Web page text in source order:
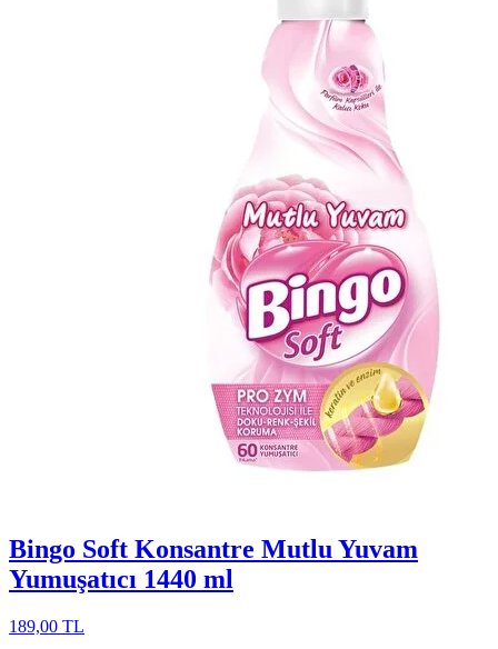
Bingo Soft Konsantre Mutlu Yuvam
Yumuşatıcı 1440 ml
189,00 TL